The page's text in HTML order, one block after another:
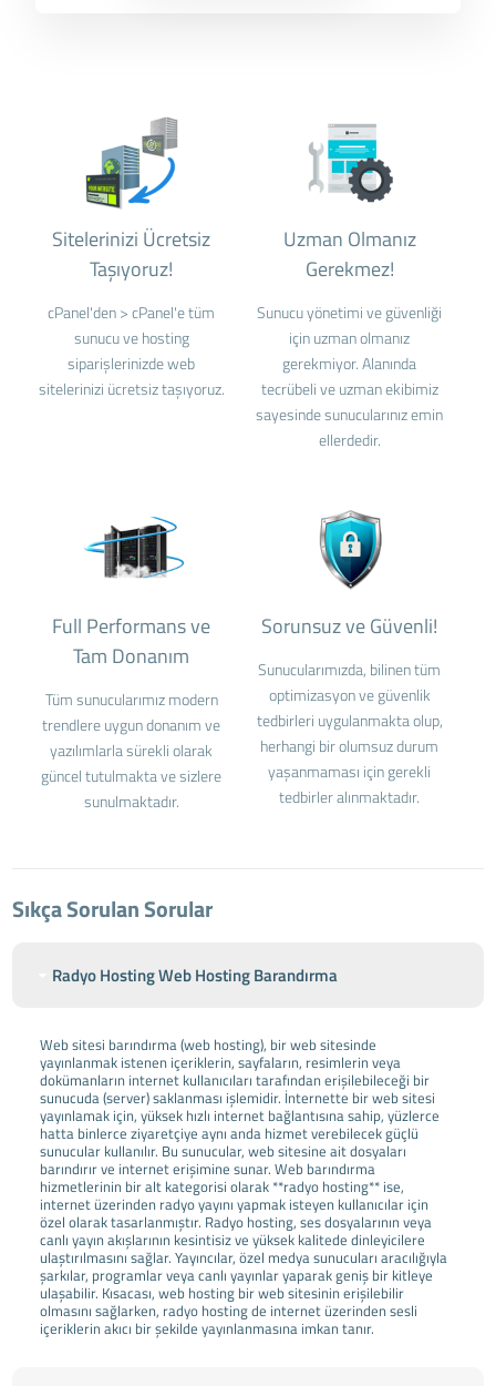
Sitelerinizi Ücretsiz
Taşıyoruz!
cPanel'den > cPanel'e tüm
sunucu ve hosting
siparişlerinizde web
sitelerinizi ücretsiz taşıyoruz.
Uzman Olmanız
Gerekmez!
Sunucu yönetimi ve güvenliği
için uzman olmanız
gerekmiyor. Alanında
tecrübeli ve uzman ekibimiz
sayesinde sunucularınız emin
ellerdedir.
Full Performans ve
Tam Donanım
Tüm sunucularımız modern
trendlere uygun donanım ve
yazılımlarla sürekli olarak
güncel tutulmakta ve sizlere
sunulmaktadır.
Sorunsuz ve Güvenli!
Sunucularımızda, bilinen tüm
optimizasyon ve güvenlik
tedbirleri uygulanmakta olup,
herhangi bir olumsuz durum
yaşanmaması için gerekli
tedbirler alınmaktadır.
Sıkça Sorulan Sorular
Radyo Hosting Web Hosting Barandırma
Web sitesi barındırma (web hosting), bir web sitesinde
yayınlanmak istenen içeriklerin, sayfaların, resimlerin veya
dokümanların internet kullanıcıları tarafından erişilebileceği bir
sunucuda (server) saklanması işlemidir. İnternette bir web sitesi
yayınlamak için, yüksek hızlı internet bağlantısına sahip, yüzlerce
hatta binlerce ziyaretçiye aynı anda hizmet verebilecek güçlü
sunucular kullanılır. Bu sunucular, web sitesine ait dosyaları
barındırır ve internet erişimine sunar. Web barındırma
hizmetlerinin bir alt kategorisi olarak **radyo hosting** ise,
internet üzerinden radyo yayını yapmak isteyen kullanıcılar için
özel olarak tasarlanmıştır. Radyo hosting, ses dosyalarının veya
canlı yayın akışlarının kesintisiz ve yüksek kalitede dinleyicilere
ulaştırılmasını sağlar. Yayıncılar, özel medya sunucuları aracılığıyla
şarkılar, programlar veya canlı yayınlar yaparak geniş bir kitleye
ulaşabilir. Kısacası, web hosting bir web sitesinin erişilebilir
olmasını sağlarken, radyo hosting de internet üzerinden sesli
içeriklerin akıcı bir şekilde yayınlanmasına imkan tanır.